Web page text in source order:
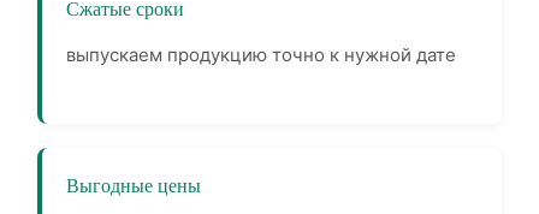
Сжатые сроки
выпускаем продукцию точно к нужной дате
Выгодные цены